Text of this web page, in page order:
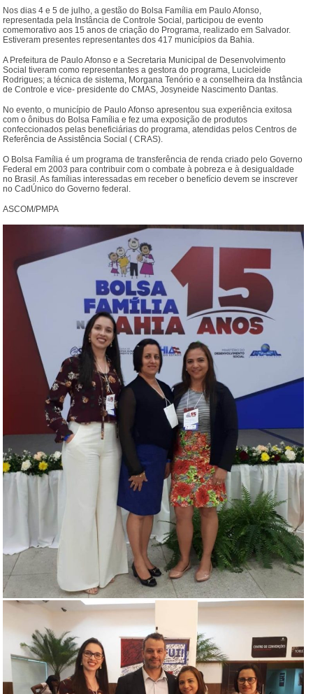
Nos dias 4 e 5 de julho, a gestão do Bolsa Família em Paulo Afonso,
representada pela Instância de Controle Social, participou de evento
comemorativo aos 15 anos de criação do Programa, realizado em Salvador.
Estiveram presentes representantes dos 417 municípios da Bahia.
A Prefeitura de Paulo Afonso e a Secretaria Municipal de Desenvolvimento
Social tiveram como representantes a gestora do programa, Lucicleide
Rodrigues; a técnica de sistema, Morgana Tenório e a conselheira da Instância
de Controle e vice- presidente do CMAS, Josyneide Nascimento Dantas.
No evento, o município de Paulo Afonso apresentou sua experiência exitosa
com o ônibus do Bolsa Família e fez uma exposição de produtos
confeccionados pelas beneficiárias do programa, atendidas pelos Centros de
Referência de Assistência Social ( CRAS).
O Bolsa Família é um programa de transferência de renda criado pelo Governo
Federal em 2003 para contribuir com o combate à pobreza e à desigualdade
no Brasil. As famílias interessadas em receber o benefício devem se inscrever
no CadÚnico do Governo federal.
ASCOM/PMPA